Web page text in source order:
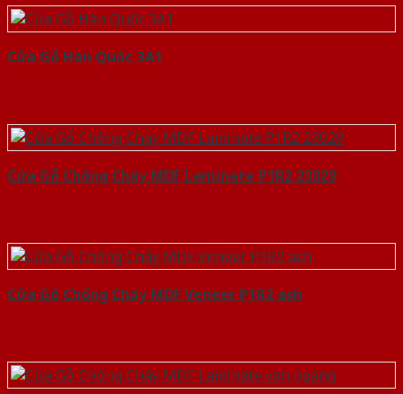
Cửa Gỗ Hàn Quốc 3A1
Cửa Gỗ Chống Cháy MDF Laminate P1R2 23029
Cửa Gỗ Chống Cháy MDF Veneer P1R2 ash